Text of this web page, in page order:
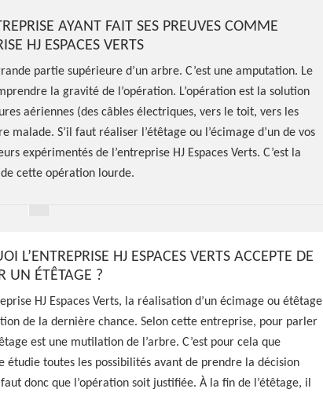
AYANT FAIT SES PREUVES COMME
HJ ESPACES VERTS
partie supérieure d’un arbre. C’est une amputation. Le
la gravité de l’opération. L’opération est la solution
aériennes (des câbles électriques, vers le toit, vers les
malade. S’il faut réaliser l’étêtage ou l’écimage d’un de vos
expérimentés de l’entreprise HJ Espaces Verts. C’est la
cette opération lourde.
L’ENTREPRISE HJ ESPACES VERTS ACCEPTE DE
UN ÉTÊTAGE ?
HJ Espaces Verts, la réalisation d’un écimage ou étêtage
de la dernière chance. Selon cette entreprise, pour parler
est une mutilation de l’arbre. C’est pour cela que
étudie toutes les possibilités avant de prendre la décision
donc que l’opération soit justifiée. À la fin de l’étêtage, il